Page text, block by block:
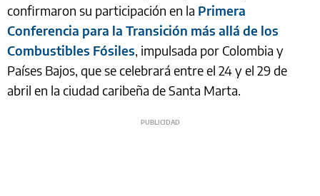
confirmaron su participación en la Primera
Conferencia para la Transición más allá de los
Combustibles Fósiles, impulsada por Colombia y
Países Bajos, que se celebrará entre el 24 y el 29 de
abril en la ciudad caribeña de Santa Marta.